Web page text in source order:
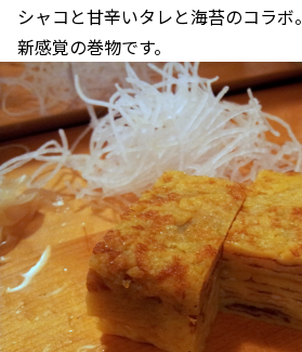
シャコと甘辛いタレと海苔のコラボ。
新感覚の巻物です。